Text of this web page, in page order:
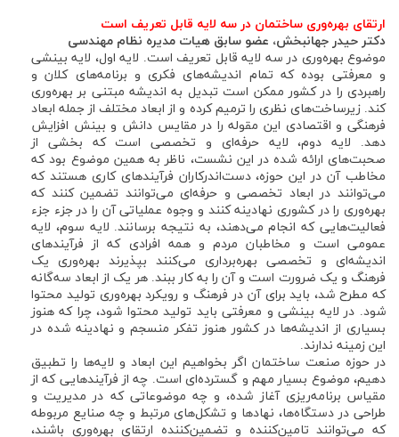
ارتقای بهره‌وری ساختمان در سه لایه قابل تعریف است
دکتر حیدر جهانبخش، عضو سابق هیات مدیره نظام مهندسی
موضوع بهره‌وری در سه لایه قابل تعریف است. لایه اول، لایه بینشی
و معرفتی بوده که تمام اندیشه‌های فکری و برنامه‌های کلان و
راهبردی را در کشور ممکن است تبدیل به اندیشه مبتنی بر بهره‌وری
کند. زیرساخت‌های نظری را ترمیم کرده و از ابعاد مختلف از جمله ابعاد
فرهنگی و اقتصادی این مقوله را در مقایس دانش و بینش افزایش
دهد. لایه دوم، لایه حرفه‌ای و تخصصی است که بخشی از
صحبت‌های ارائه شده در این نشست، ناظر به همین موضوع بود که
مخاطب آن در این حوزه، دست‌اندرکاران فرآیندهای کاری هستند که
می‌توانند در ابعاد تخصصی و حرفه‌ای می‌توانند تضمین کنند که
بهره‌وری را در کشوری نهادینه کنند و وجوه عملیاتی آن را در جزء جزء
فعالیت‌هایی که انجام می‌دهند، به نتیجه برسانند. لایه سوم، لایه
عمومی است و مخاطبان مردم و همه افرادی که از فرآیندهای
اندیشه‌ای و تخصصی بهره‌برداری می‌کنند بپذیرند بهره‌وری یک
فرهنگ و یک ضرورت است و آن را به کار ببند. هر یک از ابعاد سه‌گانه
که مطرح شد، باید برای آن در فرهنگ و رویکرد بهره‌وری تولید محتوا
شود. در لایه بینشی و معرفتی باید تولید محتوا شود، چرا که هنوز
بسیاری از اندیشه‌ها در کشور هنوز تفکر منسجم و نهادینه شده در
این زمینه ندارند.
در حوزه صنعت ساختمان اگر بخواهیم این ابعاد و لایه‌ها را تطبیق
دهیم، موضوع بسیار مهم و گسترده‌ای است. چه از فرآیندهایی که از
مقیاس برنامه‌ریزی آغاز شده، و چه موضوعاتی که در مدیریت و
طراحی در دستگاه‌ها، نهادها و تشکل‌های مرتبط و چه صنایع مربوطه
که می‌توانند تامین‌کننده و تضمین‌کننده ارتقای بهره‌وری باشند،